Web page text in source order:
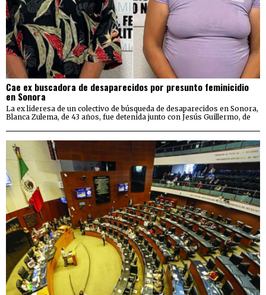
Cae ex buscadora de desaparecidos por presunto feminicidio
en Sonora
La ex lideresa de un colectivo de búsqueda de desaparecidos en Sonora,
Blanca Zulema, de 43 años, fue detenida junto con Jesús Guillermo, de